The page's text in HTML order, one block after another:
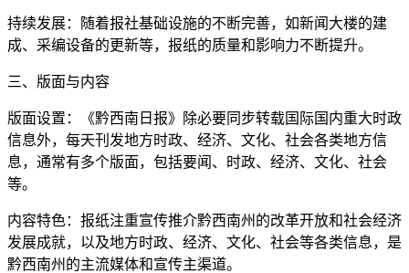
持续发展：随着报社基础设施的不断完善，如新闻大楼的建
成、采编设备的更新等，报纸的质量和影响力不断提升。
三、版面与内容
版面设置：《黔西南日报》除必要同步转载国际国内重大时政
信息外，每天刊发地方时政、经济、文化、社会各类地方信
息，通常有多个版面，包括要闻、时政、经济、文化、社会
等。
内容特色：报纸注重宣传推介黔西南州的改革开放和社会经济
发展成就，以及地方时政、经济、文化、社会等各类信息，是
黔西南州的主流媒体和宣传主渠道。